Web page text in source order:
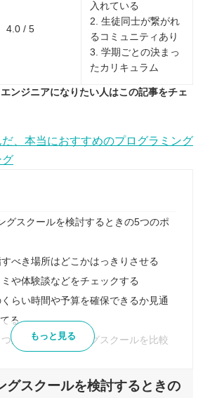
4.0 / 5
入れている
2. 生徒同士が繋がれ
るコミュニティあり
3. 学期ごとの決まっ
たカリキュラム
ンジニアになりたい人はこの記事をチェ
、本当におすすめのプログラミング
グ
グスクールを検討するときの5つのポ
すべき場所はどこかはっきりさせる
や体験談などをチェックする
くらい時間や予算を確保できるか見通
てる
かのプログラミングスクールを比較
レッスンなどに積極的に参加する
もっと見る
グスクールを検討するときの